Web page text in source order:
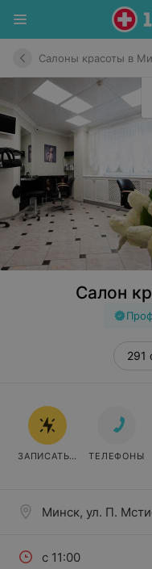
Салоны красоты в
Салон
291
Минск, ул. П.
с 11:00
ЗАПИСАТЬСЯ ТЕЛЕФОНЫ